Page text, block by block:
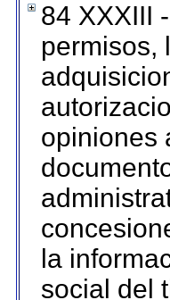
84 XXXIII
permisos,
opiniones
la
social del